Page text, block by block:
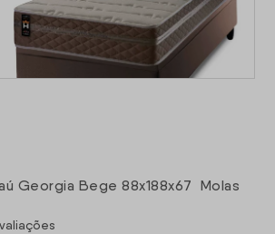
Georgia Bege 88x188x67 Molas